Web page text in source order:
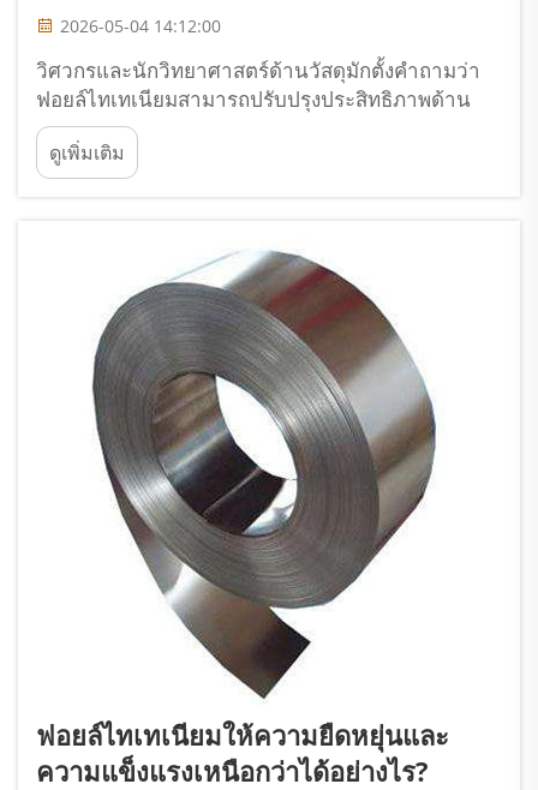
2026-05-04 14:12:00
วิศวกรและนักวิทยาศาสตร์ด้านวัสดุมักตั้งคำถามว่า
ฟอยล์ไทเทเนียมสามารถปรับปรุงประสิทธิภาพด้าน
ความร้อนและไฟฟ้าในแอปพลิเคชันอุตสาหกรรมขั้น
สูงได้หรือไม่ คำตอบคือได้ แต่มีเงื่อนไขเฉพาะที่ขึ้นอยู่
กับบริบทของการใช้งานและการออกแบบ...
ดูเพิ่มเติม
ฟอยล์ไทเทเนียมให้ความยืดหยุ่นและ
ความแข็งแรงเหนือกว่าได้อย่างไร?